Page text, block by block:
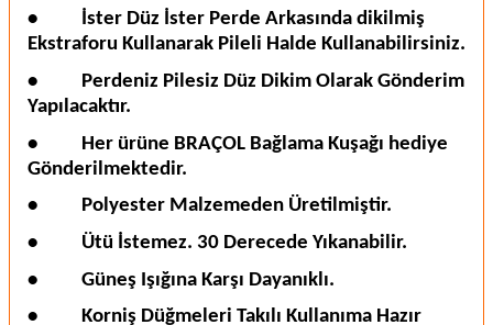
•
İster Düz İster Perde Arkasında dikilmiş
Ekstraforu Kullanarak Pileli Halde Kullanabilirsiniz.
•
Perdeniz Pilesiz Düz Dikim Olarak Gönderim
Yapılacaktır.
•
Her ürüne BRAÇOL Bağlama Kuşağı hediye
Gönderilmektedir.
•
Polyester Malzemeden Üretilmiştir.
•
Ütü İstemez. 30 Derecede Yıkanabilir.
•
Güneş Işığına Karşı Dayanıklı.
•
Korniş Düğmeleri Takılı Kullanıma Hazır